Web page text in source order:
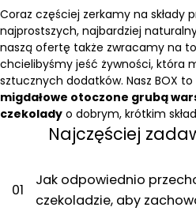
Coraz częściej zerkamy na składy
najprostszych, najbardziej
naszą ofertę także zwracamy na
chcielibyśmy jeść żywności, która
sztucznych dodatków. Nasz BOX to
migdałowe otoczone grubą
czekolady o dobrym, krótkim
Najczęściej
01
Jak odpowiednio
czekoladzie, aby